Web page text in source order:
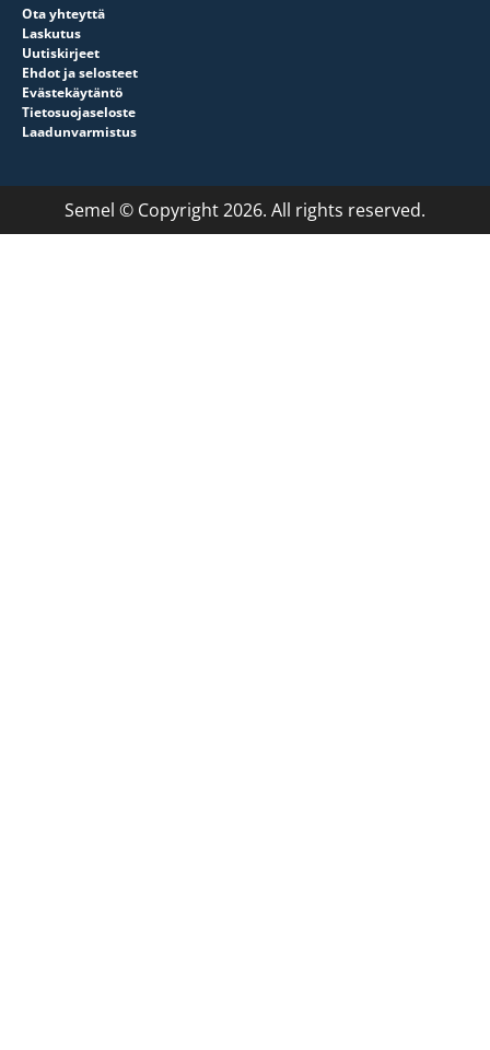
Ota yhteyttä
Laskutus
Uutiskirjeet
Ehdot ja selosteet
Evästekäytäntö
Tietosuojaseloste
Laadunvarmistus
Semel © Copyright 2026. All rights reserved.